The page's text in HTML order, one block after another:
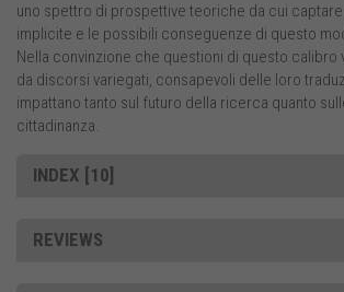
uno spettro di prospettive teoriche da cui
implicite e le possibili conseguenze di questo
Nella convinzione che questioni di questo calibro
da discorsi variegati, consapevoli delle loro
impattano tanto sul futuro della ricerca quanto
cittadinanza.
INDEX [10]
REVIEWS